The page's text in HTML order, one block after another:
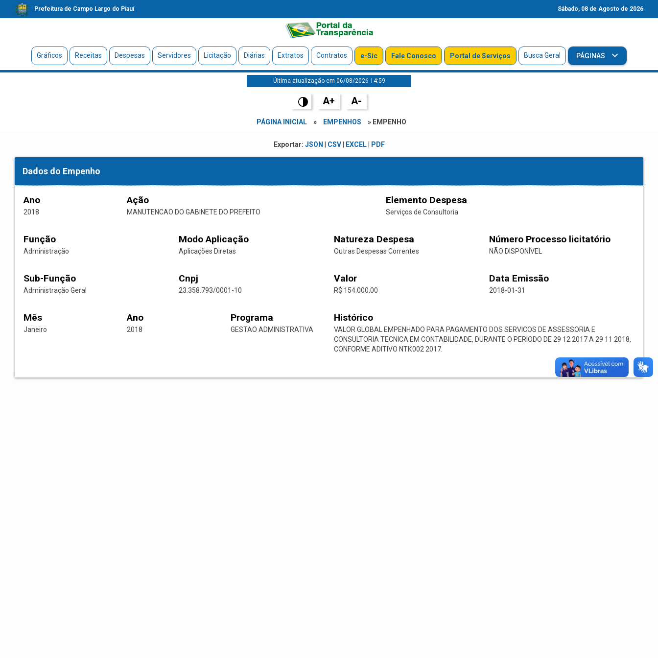
Prefeitura de Campo Largo do Piauí Sábado, 08 de Agosto de 2026
Gráficos Receitas Despesas Servidores Licitação Diárias Extratos Contratos e-Sic Fale Conosco Portal de Serviços Busca Geral PÁGINAS
Última atualização em 06/08/2026 14:59
A+ A-
PÁGINA INICIAL » EMPENHOS » EMPENHO
Exportar: JSON CSV| EXCEL| PDF
Dados do Empenho
Ano
2018
Ação
MANUTENCAO DO GABINETE DO PREFEITO
Elemento Despesa
Serviços de Consultoria
Função
Administração
Modo Aplicação
Aplicações Diretas
Natureza Despesa
Outras Despesas Correntes
Número Processo licitatório
NÃO DISPONÍVEL
Sub-Função
Administração Geral
Cnpj
23.358.793/0001-10
Valor
R$ 154.000,00
Data Emissão
2018-01-31
Mês
Janeiro
Ano
2018
Programa
GESTAO ADMINISTRATIVA
Histórico
VALOR GLOBAL EMPENHADO PARA PAGAMENTO DOS SERVICOS DE ASSESSORIA E
CONSULTORIA TECNICA EM CONTABILIDADE, DURANTE O PERIODO DE 29 12 2017 A 29 11 2018,
CONFORME ADITIVO NТК002 2017.